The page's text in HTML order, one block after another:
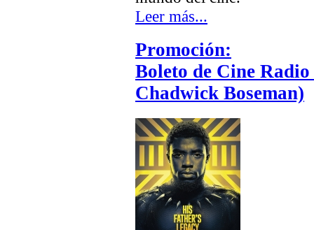
Leer más...
Promoción:
Boleto de Cine
Chadwick Boseman)